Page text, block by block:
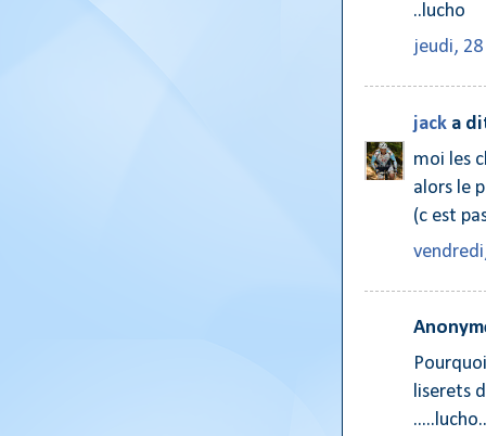
..lucho
jeudi,
jack a
moi les
alors le
(c est
liserets